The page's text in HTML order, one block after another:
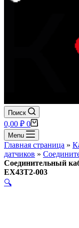
Поиск
Корзина
0,00 ₽ 0
Menu
Главная страница »
датчиков »
Соединительный
EX43T2-003
🔍